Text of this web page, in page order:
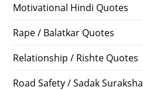
Motivational Hindi Quotes
Rape / Balatkar Quotes
Relationship / Rishte Quotes
Road Safety / Sadak Suraksha